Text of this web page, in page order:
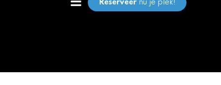
Reserveer nu je plek!